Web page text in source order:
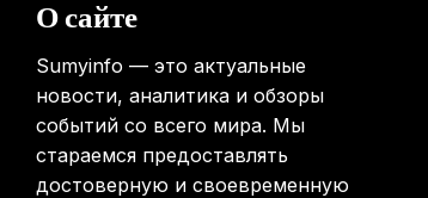
О сайте
Sumyinfo — это актуальные
новости, аналитика и обзоры
событий со всего мира. Мы
стараемся предоставлять
достоверную и своевременную